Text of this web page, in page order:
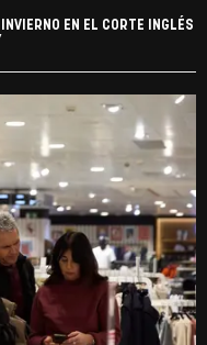
EN EL CORTE INGLÉS